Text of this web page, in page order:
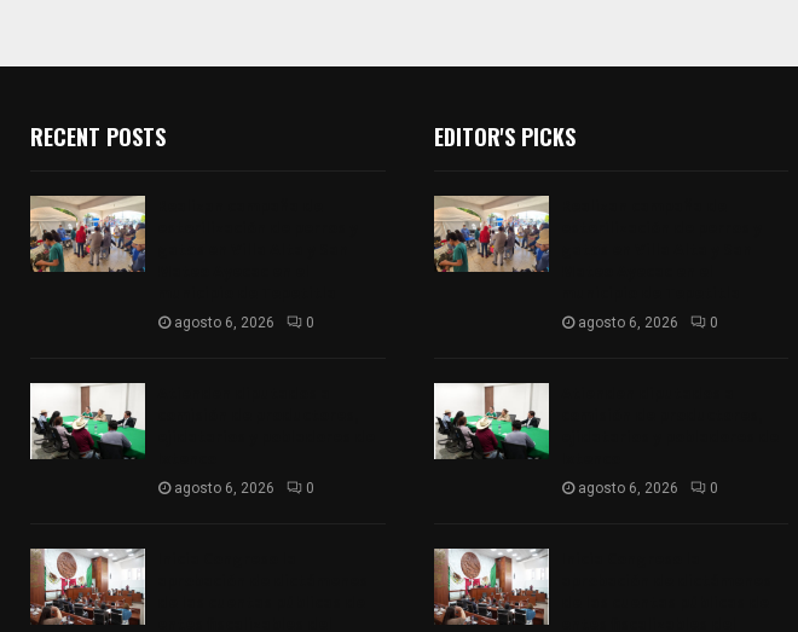
RECENT POSTS
agosto 6, 2026 0
agosto 6, 2026 0
EDITOR'S PICKS
agosto 6, 2026 0
agosto 6, 2026 0